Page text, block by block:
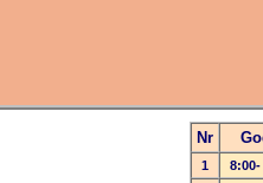
Nr
1 8:00-